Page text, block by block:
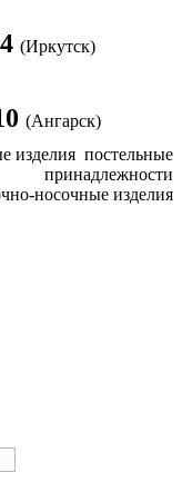
(Иркутск)
(Ангарск)
изделия постельные
принадлежности
носочные изделия